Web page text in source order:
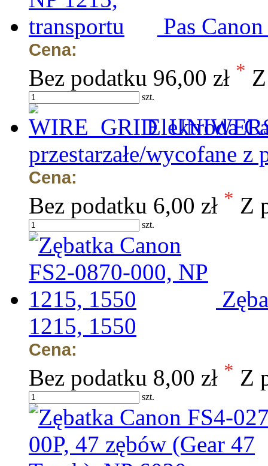
Pas
Cena:
Bez podatku 96,00 zł *
szt.
Elektroda
przestarzałe/wycofane z
Cena:
Bez podatku 6,00 zł * Z
szt.
1215, 1550
Cena:
Bez podatku 8,00 zł * Z
szt.